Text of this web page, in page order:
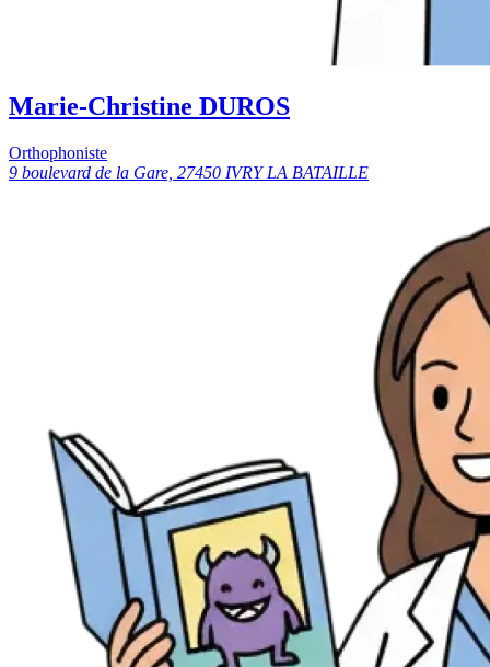
Marie-Christine DUROS
Orthophoniste
9 boulevard de la Gare, 27450 IVRY LA BATAILLE